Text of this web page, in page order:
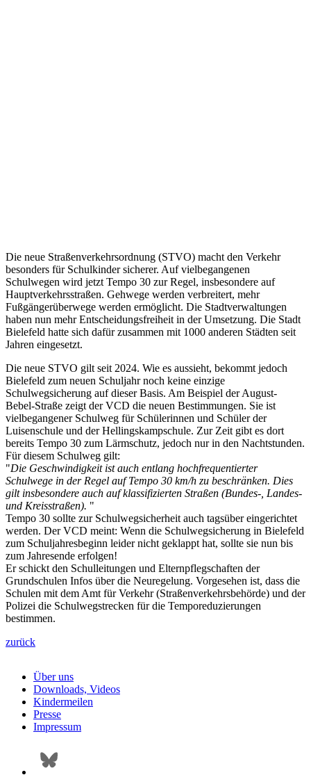
Die neue Straßenverkehrsordnung (STVO) macht den Verkehr
besonders für Schulkinder sicherer. Auf vielbegangenen
Schulwegen wird jetzt Tempo 30 zur Regel, insbesondere auf
Hauptverkehrsstraßen. Gehwege werden verbreitert, mehr
Fußgängerüberwege werden ermöglicht. Die Stadtverwaltungen
haben nun mehr Entscheidungsfreiheit in der Umsetzung. Die Stadt
Bielefeld hatte sich dafür zusammen mit 1000 anderen Städten seit
Jahren eingesetzt.
Die neue STVO gilt seit 2024. Wie es aussieht, bekommt jedoch
Bielefeld zum neuen Schuljahr noch keine einzige
Schulwegsicherung auf dieser Basis. Am Beispiel der August-
Bebel-Straße zeigt der VCD die neuen Bestimmungen. Sie ist
vielbegangener Schulweg für Schülerinnen und Schüler der
Luisenschule und der Hellingskampschule. Zur Zeit gibt es dort
bereits Tempo 30 zum Lärmschutz, jedoch nur in den Nachtstunden.
Für diesem Schulweg gilt:
"Die Geschwindigkeit ist auch entlang hochfrequentierter
Schulwege in der Regel auf Tempo 30 km/h zu beschränken. Dies
gilt insbesondere auch auf klassifizierten Straßen (Bundes-, Landes-
und Kreisstraßen). "
Tempo 30 sollte zur Schulwegsicherheit auch tagsüber eingerichtet
werden. Der VCD meint: Wenn die Schulwegsicherung in Bielefeld
zum Schuljahresbeginn leider nicht geklappt hat, sollte sie nun bis
zum Jahresende erfolgen!
Er schickt den Schulleitungen und Elternpflegschaften der
Grundschulen Infos über die Neuregelung. Vorgesehen ist, dass die
Schulen mit dem Amt für Verkehr (Straßenverkehrsbehörde) und der
Polizei die Schulwegstrecken für die Temporeduzierungen
bestimmen.
zurück
Über uns
Downloads, Videos
Kindermeilen
Presse
Impressum